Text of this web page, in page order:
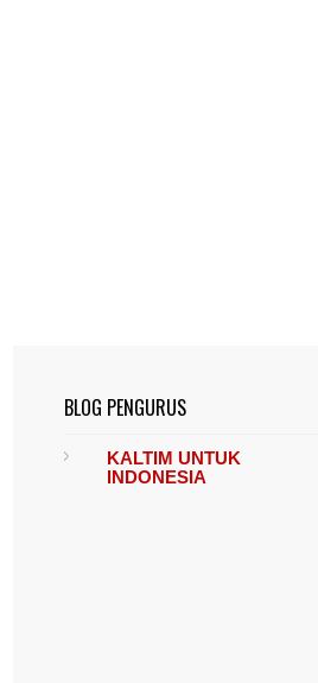
BLOG PENGURUS
KALTIM UNTUK
INDONESIA